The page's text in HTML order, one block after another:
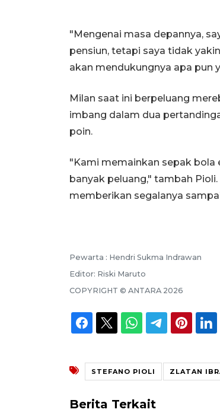
"Mengenai masa depannya,
pensiun, tetapi saya tidak
akan mendukungnya apa pun
Milan saat ini berpeluang
imbang dalam dua
poin.
"Kami memainkan sepak bola
banyak peluang," tambah
memberikan segalanya
Pewarta : Hendri Sukma Indrawan
Editor: Riski Maruto
COPYRIGHT © ANTARA 2026
STEFANO PIOLI ZLATAN
Berita Terkait